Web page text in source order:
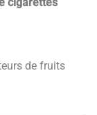
de fruits